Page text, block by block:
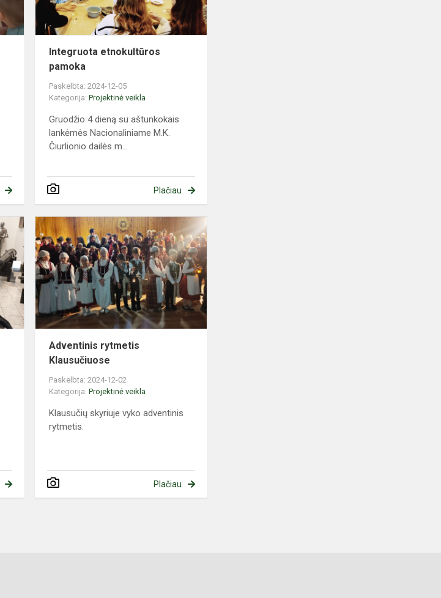
Integruota etnokultūros
pamoka
Paskelbta: 2024-12-05
Kategorija:Projektinė veikla
Gruodžio 4 dieną su aštunkokais
lankėmės Nacionaliniame M.K.
Čiurlionio dailės m...
Plačiau
Edukacija
Kauno
miesto
Kalėdų
eglė
rytmetis
Klausučiuose
Adventinis rytmetis
Klausučiuose
Paskelbta: 2024-12-02
Kategorija:Projektinė veikla
Klausučių skyriuje vyko adventinis
rytmetis.
Plačiau